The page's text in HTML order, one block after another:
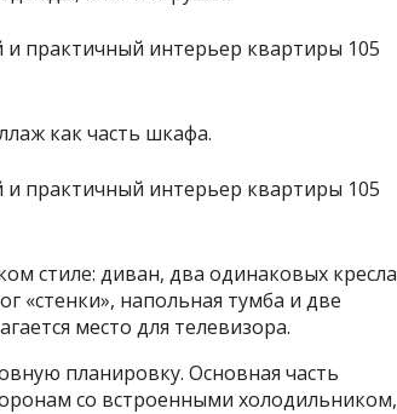
как часть шкафа.
стиле: диван, два одинаковых кресла
«стенки», напольная тумба и две
место для телевизора.
планировку. Основная часть
со встроенными холодильником,